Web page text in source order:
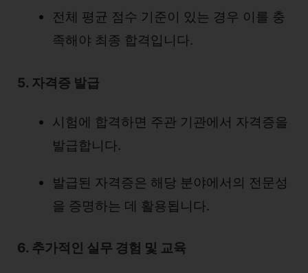
전체 평균 점수 기준이 있는 경우 이를 충
족해야 최종 합격입니다.
5. 자격증 발급
시험에 합격하면 주관 기관에서 자격증을
발급합니다.
발급된 자격증은 해당 분야에서의 전문성
을 증명하는 데 활용됩니다.
6. 추가적인 실무 경험 및 교육